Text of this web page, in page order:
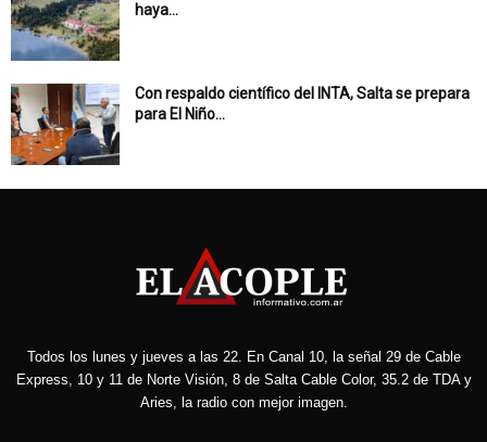
haya...
Con respaldo científico del INTA, Salta se prepara
para El Niño...
Todos los lunes y jueves a las 22. En Canal 10, la señal 29 de Cable
Express, 10 y 11 de Norte Visión, 8 de Salta Cable Color, 35.2 de TDA y
Aries, la radio con mejor imagen.